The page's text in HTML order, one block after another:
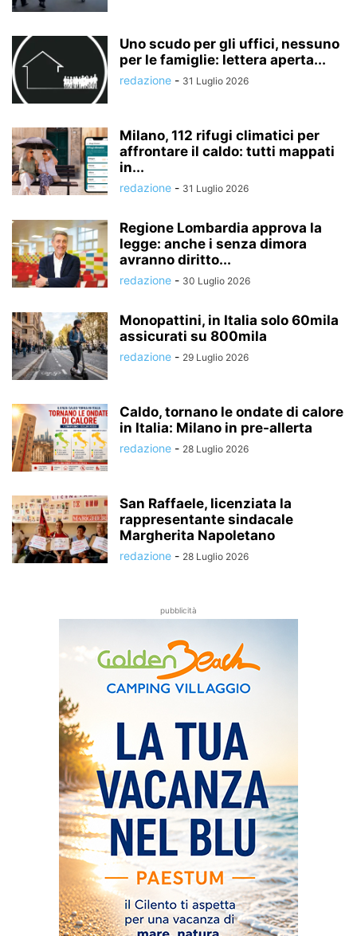
Uno scudo per gli uffici, nessuno
per le famiglie: lettera aperta...
redazione - 31 Luglio 2026
Milano, 112 rifugi climatici per
affrontare il caldo: tutti mappati
in...
redazione - 31 Luglio 2026
Regione Lombardia approva la
legge: anche i senza dimora
avranno diritto...
redazione - 30 Luglio 2026
Monopattini, in Italia solo 60mila
assicurati su 800mila
redazione - 29 Luglio 2026
Caldo, tornano le ondate di calore
in Italia: Milano in pre-allerta
redazione - 28 Luglio 2026
San Raffaele, licenziata la
rappresentante sindacale
Margherita Napoletano
redazione - 28 Luglio 2026
pubblicità